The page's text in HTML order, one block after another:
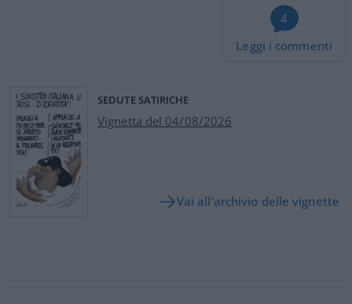
4
Leggi i commenti
SEDUTE SATIRICHE
Vignetta del 04/08/2026
Vai all'archivio delle vignette